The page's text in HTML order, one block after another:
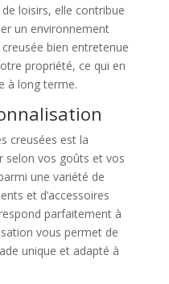
loisirs, elle contribue
un environnement
bien entretenue
propriété, ce qui en
à long terme.
creusées est la
selon vos goûts et vos
une variété de
et d’accessoires
parfaitement à
vous permet de
unique et adapté à